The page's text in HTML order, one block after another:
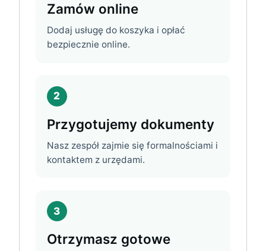
Zamów online
Dodaj usługę do koszyka i opłać
bezpiecznie online.
2
Przygotujemy dokumenty
Nasz zespół zajmie się formalnościami i
kontaktem z urzędami.
3
Otrzymasz gotowe